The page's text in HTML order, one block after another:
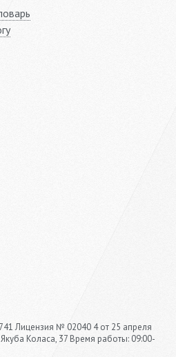
Лицензия № 02040 4 от 25 апреля
Коласа, 37 Время работы: 09:00-